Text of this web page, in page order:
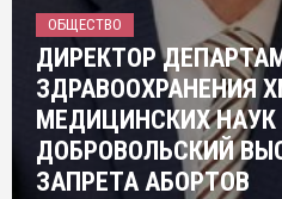
ОБЩЕСТВО
ДИРЕКТОР
ЗДРАВООХРАНЕНИЯ
МЕДИЦИНСКИХ НАУК
ДОБРОВОЛЬСКИЙ
ЗАПРЕТА АБОРТОВ